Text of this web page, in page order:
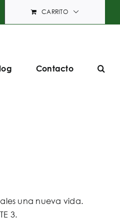
CARRITO
Contacto
una nueva vida.
3.